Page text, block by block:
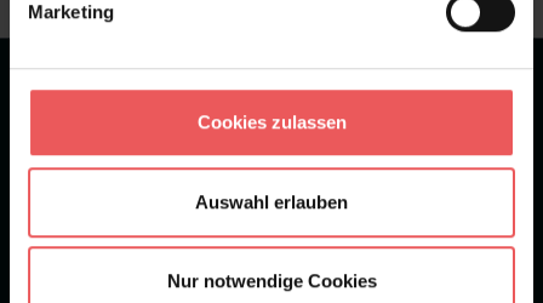
Marketing
Cookies zulassen
Auswahl erlauben
Nur notwendige Cookies
★★★★★Bei 1245 Bewertungen
Newsletter